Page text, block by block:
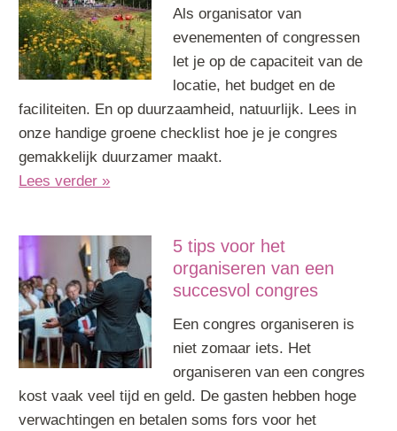
Als organisator van
evenementen of congressen
let je op de capaciteit van de
locatie, het budget en de
faciliteiten. En op duurzaamheid, natuurlijk. Lees in
onze handige groene checklist hoe je je congres
gemakkelijk duurzamer maakt.
Lees verder »
5 tips voor het
organiseren van een
succesvol congres
Een congres organiseren is
niet zomaar iets. Het
organiseren van een congres
kost vaak veel tijd en geld. De gasten hebben hoge
verwachtingen en betalen soms fors voor het